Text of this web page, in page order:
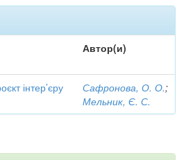
Автор(и)
інтер’єру
Сафронова, О. О.;
Мельник, Є. С.